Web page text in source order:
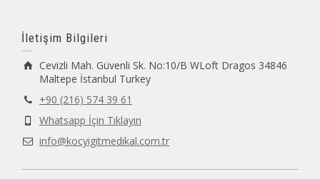
İletişim Bilgileri
Cevizli Mah. Güvenli Sk. No:10/B WLoft Dragos 34846
Maltepe İstanbul Turkey
+90 (216) 574 39 61
Whatsapp İçin Tıklayın
info@kocyigitmedikal.com.tr